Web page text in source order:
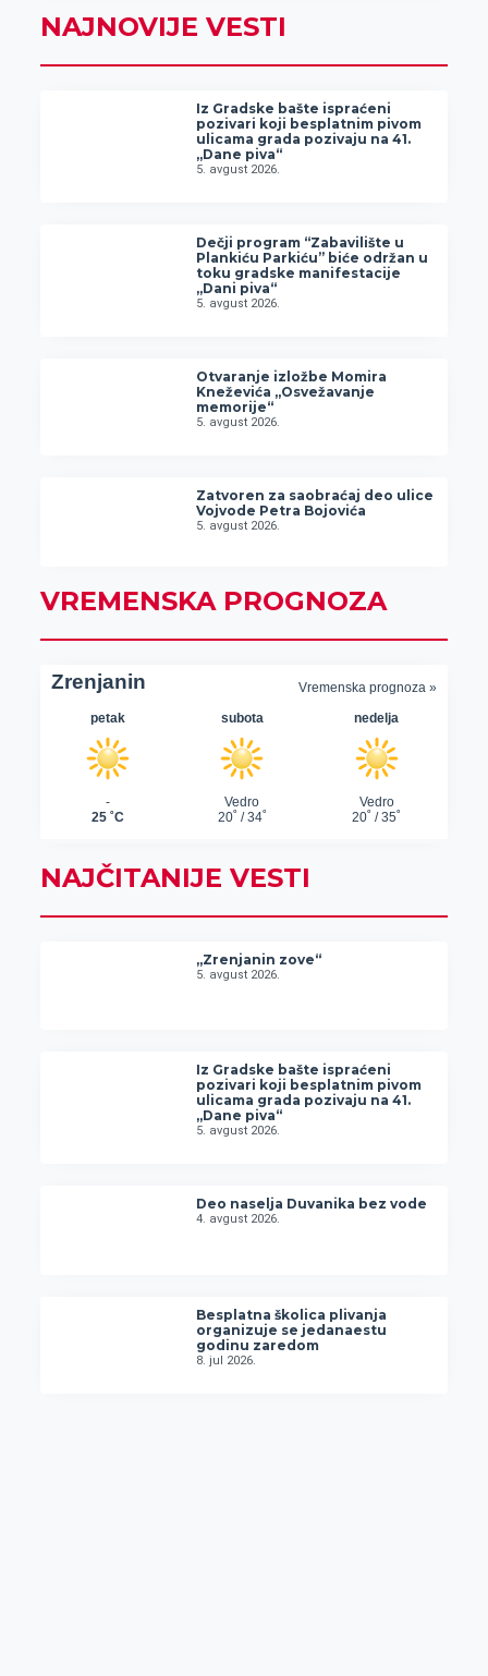
NAJNOVIJE VESTI
Iz Gradske bašte ispraćeni
pozivari koji besplatnim pivom
ulicama grada pozivaju na 41.
„Dane piva“
5. avgust 2026.
Dečji program “Zabavilište u
Plankiću Parkiću” biće održan u
toku gradske manifestacije
„Dani piva“
5. avgust 2026.
Otvaranje izložbe Momira
Kneževića „Osvežavanje
memorije“
5. avgust 2026.
Zatvoren za saobraćaj deo ulice
Vojvode Petra Bojovića
5. avgust 2026.
VREMENSKA PROGNOZA
NAJČITANIJE VESTI
„Zrenjanin zove“
5. avgust 2026.
Iz Gradske bašte ispraćeni
pozivari koji besplatnim pivom
ulicama grada pozivaju na 41.
„Dane piva“
5. avgust 2026.
Deo naselja Duvanika bez vode
4. avgust 2026.
Besplatna školica plivanja
organizuje se jedanaestu
godinu zaredom
8. jul 2026.